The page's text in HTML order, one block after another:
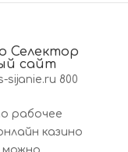
Селектор
сайт
sijanie.ru 800
рабочее
казино